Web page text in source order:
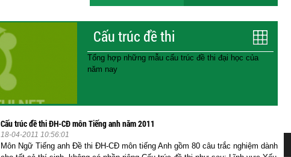
Cấu trúc đề thi
Tổng hợp những mẫu cấu trúc đề thi đại học của
năm nay
Cấu trúc đề thi ĐH-CĐ môn Tiếng anh năm 2011
18-04-2011 10:56:01
Môn Ngữ Tiếng anh Đề thi ĐH-CĐ môn tiếng Anh gồm 80 câu trắc nghiệm dành